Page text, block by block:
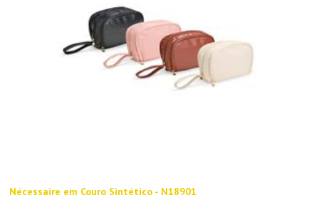
Nécessaire em Couro Sintético - N18901